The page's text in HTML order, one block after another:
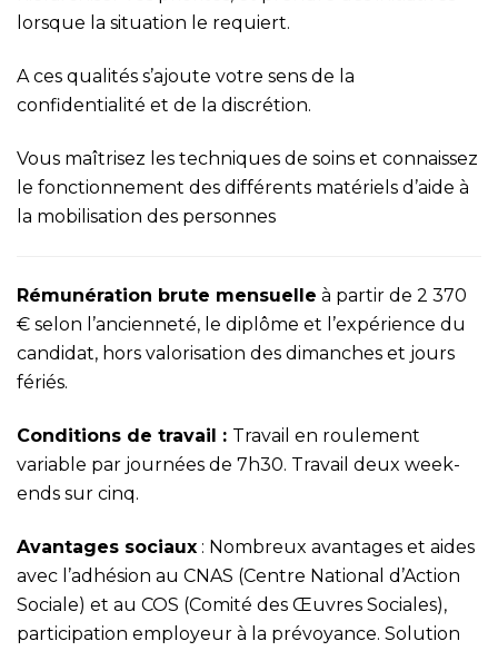
lorsque la situation le requiert.
A ces qualités s’ajoute votre sens de la
confidentialité et de la discrétion.
Vous maîtrisez les techniques de soins et connaissez
le fonctionnement des différents matériels d’aide à
la mobilisation des personnes
Rémunération brute mensuelle à partir de 2 370
€ selon l’ancienneté, le diplôme et l’expérience du
candidat, hors valorisation des dimanches et jours
fériés.
Conditions de travail : Travail en roulement
variable par journées de 7h30. Travail deux week-
ends sur cinq.
Avantages sociaux : Nombreux avantages et aides
avec l’adhésion au CNAS (Centre National d’Action
Sociale) et au COS (Comité des Œuvres Sociales),
participation employeur à la prévoyance. Solution